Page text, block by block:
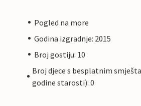
Pogled na more
Godina izgradnje: 2015
Broj gostiju: 10
Broj djece s besplatnim
godine starosti): 0